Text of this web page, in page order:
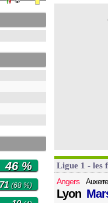
46 %
(68 %)
Ligue 1 - les
Angers
Auxerre
Lyon